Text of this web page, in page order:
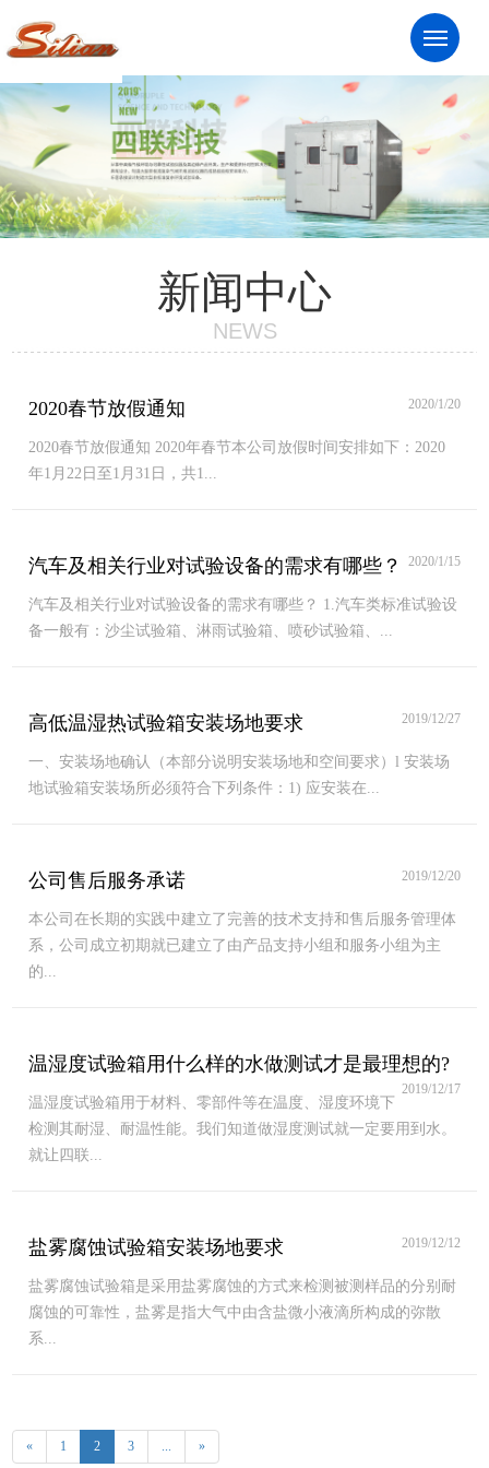
服务热线：13961824281
新闻中心
NEWS
2020春节放假通知 2020/1/20
2020春节放假通知 2020年春节本公司放假时间安排如下：2020
年1月22日至1月31日，共1...
汽车及相关行业对试验设备的需求有哪些？ 2020/1/15
汽车及相关行业对试验设备的需求有哪些？ 1.汽车类标准试验设
备一般有：沙尘试验箱、淋雨试验箱、喷砂试验箱、...
高低温湿热试验箱安装场地要求 2019/12/27
一、安装场地确认（本部分说明安装场地和空间要求）l 安装场
地试验箱安装场所必须符合下列条件：1) 应安装在...
公司售后服务承诺 2019/12/20
本公司在长期的实践中建立了完善的技术支持和售后服务管理体
系，公司成立初期就已建立了由产品支持小组和服务小组为主
的...
温湿度试验箱用什么样的水做测试才是最理想的?
2019/12/17
温湿度试验箱用于材料、零部件等在温度、湿度环境下
检测其耐湿、耐温性能。我们知道做湿度测试就一定要用到水。
就让四联...
盐雾腐蚀试验箱安装场地要求 2019/12/12
盐雾腐蚀试验箱是采用盐雾腐蚀的方式来检测被测样品的分别耐
腐蚀的可靠性，盐雾是指大气中由含盐微小液滴所构成的弥散
系...
« 1 2 3 ... »